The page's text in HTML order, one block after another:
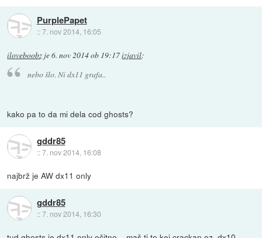
PurplePapet
::7. nov 2014, 16:05
iloveboobz je6. nov 2014 ob 19:17izjavil:
nebo šlo. Ni dx11 grafa..
kako pa to da mi dela cod ghosts?
gddr85
::7. nov 2014, 16:08
najbrž je AW dx11 only
gddr85
::7. nov 2014, 16:30